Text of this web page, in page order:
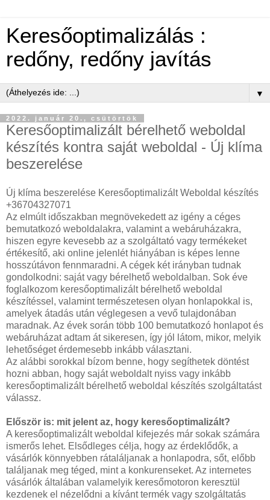
Keresőoptimalizálás :
redőny, redőny javítás
▼
2022. január 20., csütörtök
Keresőoptimalizált bérelhető weboldal
készítés kontra saját weboldal - Új klíma
beszerelése
Új klíma beszerelése Keresőoptimalizált Weboldal készítés
+36704327071
Az elmúlt időszakban megnövekedett az igény a céges
bemutatkozó weboldalakra, valamint a webáruházakra,
hiszen egyre kevesebb az a szolgáltató vagy termékeket
értékesítő, aki online jelenlét hiányában is képes lenne
hosszútávon fennmaradni. A cégek két irányban tudnak
gondolkodni: saját vagy bérelhető weboldalban. Sok éve
foglalkozom keresőoptimalizált bérelhető weboldal
készítéssel, valamint természetesen olyan honlapokkal is,
amelyek átadás után véglegesen a vevő tulajdonában
maradnak. Az évek során több 100 bemutatkozó honlapot és
webáruházat adtam át sikeresen, így jól látom, mikor, melyik
lehetőséget érdemesebb inkább választani.
Az alábbi sorokkal bízom benne, hogy segíthetek döntést
hozni abban, hogy saját weboldalt nyiss vagy inkább
keresőoptimalizált bérelhető weboldal készítés szolgáltatást
válassz.
Először is: mit jelent az, hogy keresőoptimalizált?
A keresőoptimalizált weboldal kifejezés már sokak számára
ismerős lehet. Elsődleges célja, hogy az érdeklődők, a
vásárlók könnyebben rátaláljanak a honlapodra, sőt, előbb
találjanak meg téged, mint a konkurenseket. Az internetes
vásárlók általában valamelyik keresőmotoron keresztül
kezdenek el nézelődni a kívánt termék vagy szolgáltatás